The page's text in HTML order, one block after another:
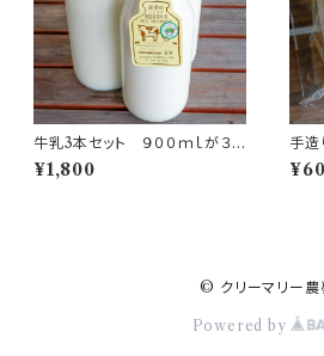
牛乳3本セット ９００ｍｌが３
本 (消費期限：発送から７日間）
¥1,800
手
限：
© クリーマリー農
Powered by